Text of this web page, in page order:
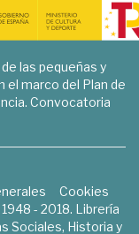
las pequeñas y
el marco del Plan de
Convocatoria
Cookies
- 2018. Librería
Sociales, Historia y